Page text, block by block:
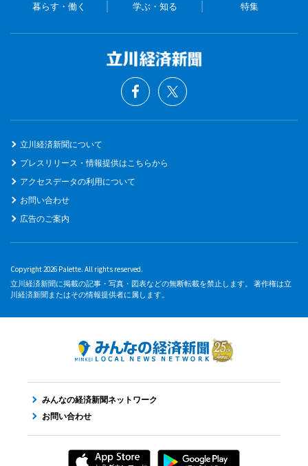
暮らす・働く 学ぶ・知る 特集
立川経済新聞について
プレスリリース・情報提供はこちらから
アクセスデータの利用について
お問い合わせ
広告のご案内
Copyright 2026 Palette. All rights reserved.
立川経済新聞に掲載の記事・写真・図表などの無断転載を禁止します。 著作権は立
川経済新聞またはその情報提供者に属します。
みんなの経済新聞ネットワーク
お問い合わせ